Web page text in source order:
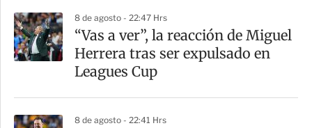
8 de agosto - 22:47 Hrs
“Vas a ver”, la reacción de Miguel
Herrera tras ser expulsado en
Leagues Cup
8 de agosto - 22:41 Hrs